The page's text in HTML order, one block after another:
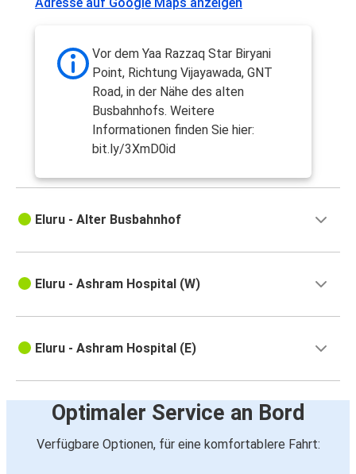
Vor dem Yaa Razzaq Star Biryani
Point, Richtung Vijayawada, GNT
Road, in der Nähe des alten
Busbahnhofs. Weitere
Informationen finden Sie hier:
bit.ly/3XmD0id
Eluru - Alter Busbahnhof
Eluru - Ashram Hospital (W)
Eluru - Ashram Hospital (E)
Optimaler Service an Bord
Verfügbare Optionen, für eine komfortablere Fahrt: